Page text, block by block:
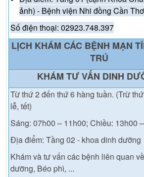
ảnh) - Bệnh viện Nhi đồng Cần
Số điện thoại: 02923.748.397
LỊCH KHÁM CÁC BỆNH MẠN
TRÚ
KHÁM TƯ VẤN DINH
Từ thứ 2 đến thứ 6 hàng tuần. (Trừ
lễ, tết)
Sáng: 07h00 – 11h00; Chiều: 13h00
Địa điểm: Tầng 02 - khoa dinh dưỡng
Khám và tư vấn các bệnh liên quan
dưỡng, Béo phì, ...